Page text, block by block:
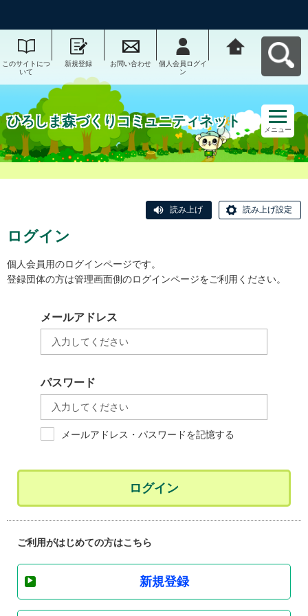
このサイトにつ
いて
新規登録 お問い合わせ
個人会員ログイ
ン
ひろしま森づくりコミュニティネット
メニュー
読み上げ 読み上げ設定
ログイン
個人会員用のログインページです。
登録団体の方は管理画面側のログインページをご利用ください。
メールアドレス
パスワード
メールアドレス・パスワードを記憶する
ログイン
ご利用がはじめての方はこちら
新規登録